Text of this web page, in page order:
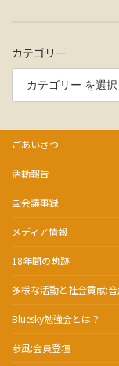
カテゴリー
ごあいさつ
活動報告
国会議事録
メディア情報
18年間の軌跡
多様な活動と社会貢献:
Bluesky勉強会とは？
参風:会員登壇